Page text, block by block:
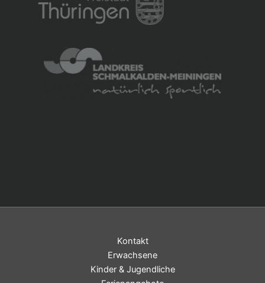
Kontakt
Erwachsene
Kinder & Jugendliche